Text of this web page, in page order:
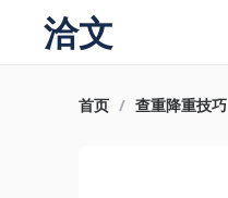
洽文
首页 / 查重降重技巧